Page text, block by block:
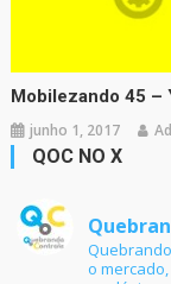
Mobilezando 45 –
junho 1, 2017
QOC NO X
o